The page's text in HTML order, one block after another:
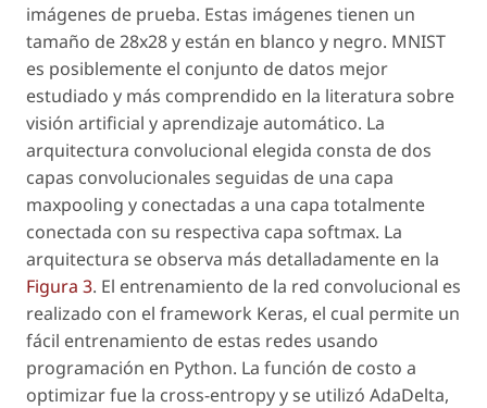
imágenes de prueba. Estas imágenes tienen un
tamaño de 28x28 y están en blanco y negro. MNIST
es posiblemente el conjunto de datos mejor
estudiado y más comprendido en la literatura sobre
visión artificial y aprendizaje automático. La
arquitectura convolucional elegida consta de dos
capas convolucionales seguidas de una capa
maxpooling y conectadas a una capa totalmente
conectada con su respectiva capa softmax. La
arquitectura se observa más detalladamente en la
Figura 3. El entrenamiento de la red convolucional es
realizado con el framework Keras, el cual permite un
fácil entrenamiento de estas redes usando
programación en Python. La función de costo a
optimizar fue la cross-entropyy se utilizó AdaDelta,